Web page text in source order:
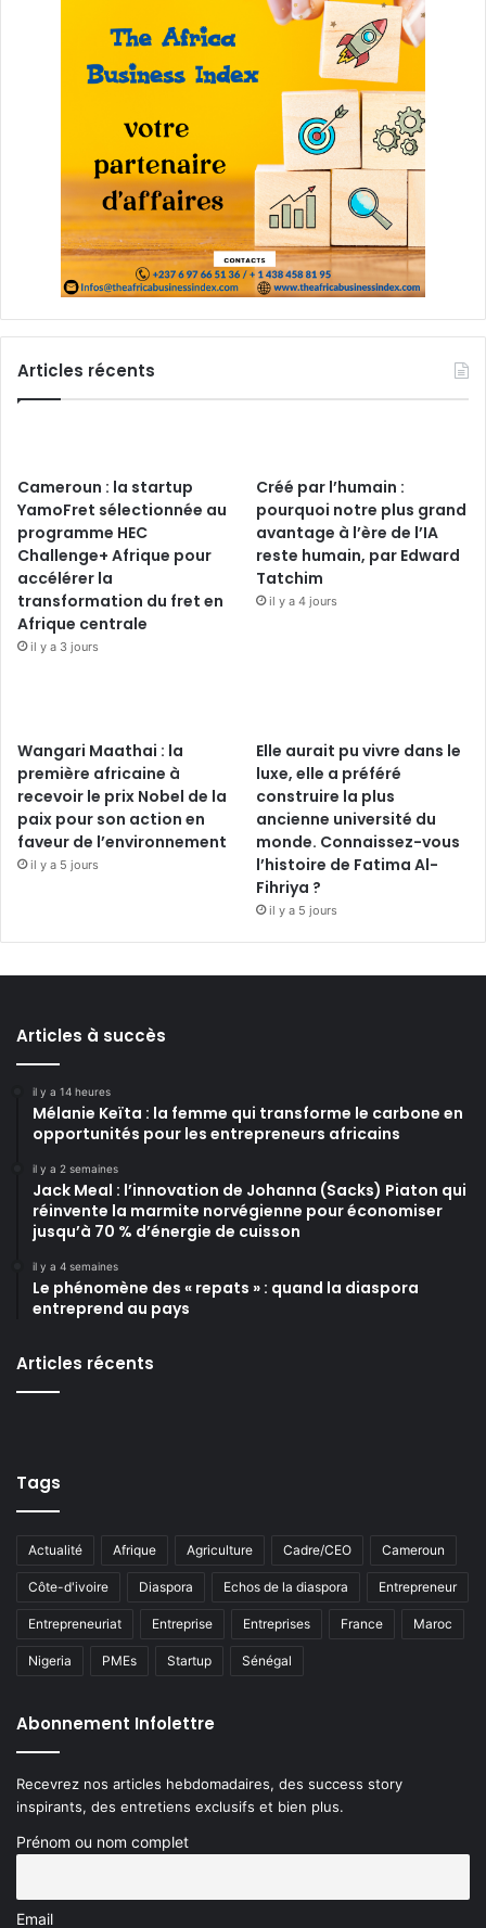
Articles récents
Cameroun : la startup
YamoFret sélectionnée au
programme HEC
Challenge+ Afrique pour
accélérer la
transformation du fret en
Afrique centrale
il y a 3 jours
Créé par l’humain :
pourquoi notre plus grand
avantage à l’ère de l’IA
reste humain, par Edward
Tatchim
il y a 4 jours
Wangari Maathai : la
première africaine à
recevoir le prix Nobel de la
paix pour son action en
faveur de l’environnement
il y a 5 jours
Elle aurait pu vivre dans le
luxe, elle a préféré
construire la plus
ancienne université du
monde. Connaissez-vous
l’histoire de Fatima Al-
Fihriya ?
il y a 5 jours
Articles à succès
il y a 14 heures
Mélanie Keïta : la femme qui transforme le carbone en
opportunités pour les entrepreneurs africains
il y a 2 semaines
Jack Meal : l’innovation de Johanna (Sacks) Piaton qui
réinvente la marmite norvégienne pour économiser
jusqu’à 70 % d’énergie de cuisson
il y a 4 semaines
Le phénomène des « repats » : quand la diaspora
entreprend au pays
Articles récents
Tags
Actualité Afrique Agriculture Cadre/CEO Cameroun
Côte-d'ivoire Diaspora Echos de la diaspora Entrepreneur
Entrepreneuriat Entreprise Entreprises France Maroc
Nigeria PMEs Startup Sénégal
Abonnement Infolettre
Recevrez nos articles hebdomadaires, des success story
inspirants, des entretiens exclusifs et bien plus.
Prénom ou nom complet
Email